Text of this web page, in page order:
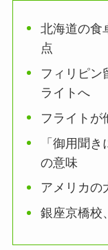
北海道の食
点
フィリピン
ライトへ
フライトが
「御用聞
の意味
アメリカの
銀座京橋校